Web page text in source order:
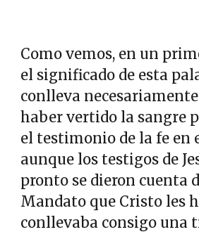
Como vemos, en un
el significado de esta
conlleva
haber vertido la sangre
el testimonio de la fe en
aunque los testigos de
pronto se dieron cuenta
Mandato que Cristo les
conllevaba consigo una